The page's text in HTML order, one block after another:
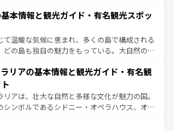
情報はコンテンツ一覧を参照してほしい。
大都市は、観光、ショッピング、エンターテイ
詰まった刺激的なスポットだ。一方、アメリカ
自然が広がり、グランドキャニオンやイエロー
立公園といった絶景が堪能できる。さらに、南
。旅行者はアメリカの各地域で異なる魅力を楽
、その多様性と豊かな歴史を感じることができ
車でのロードトリップや列車の旅も、アメリカ
旅のスタイルだ。 なお、新着のアメリカ
テンツ一覧 を参照してほしい。
本情報と観光ガイド・有名観光スポッ
て温暖な気候に恵まれ、多くの島で構成される
どの島も独自の魅力をもっている。大自然の神
逃せない。また、定番の観光地といえばオアフ
かな自然を求めるならマウイ島やカウアイ島が
エメラルドグリーンに輝く海をはじめ、豊かな
が息づいている。「アロハスピリット」と呼ば
しいローカルフードやハワイアンミュージッ
リアの基本情報と観光ガイド・有名観
リアは、壮大な自然と多様な文化が魅力の国。
シンボルであるシドニー・オペラハウス、オー
や大陸中央部にそびえるウルル（エアーズロッ